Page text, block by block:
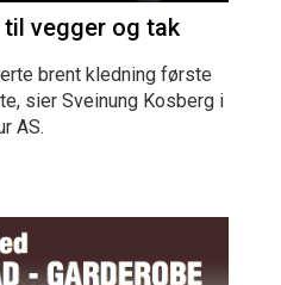
vegger og tak
brent kledning første
sier Sveinung Kosberg i
AS.